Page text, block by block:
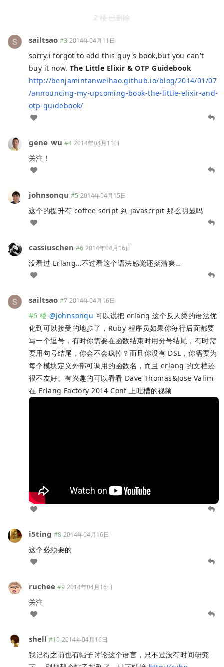
2 楼 已删除
sailtsao #3 2014年04月11日
sorry,i forgot to add this guy's book,but you can't
buy it now.The Little Elixir & OTP Guidebook
http://benjamintanweihao.github.io/blog/2014/01/07
/announcing-my-upcoming-book-the-little-elixir-and-
otp-guidebook/
gene_wu #4 2014年04月11日
关注！
johnsonqu #5 2014年04月15日
这个的提升有 coffee script 到 javascrpit 那么明显吗
cassiuschen #6 2014年04月16日
没看过 Erlang…不过看这个语法感觉还挺清爽…
sailtsao #7 2014年04月16日
#6 楼 @Johnsonqu 可以说把 erlang 这个反人类的语法优
化到可以接受的地步了，Ruby 程序员如果你每行后面都要
写一个逗号，有时你需要在函数结束时用分号结尾，有时需
要用句号结尾，你会不会疯掉？而且你没有 DSL，你需要为
每个模块定义外部可调用的函数名，而且 erlang 的文档还
很不友好。有兴趣的可以看看 Dave Thomas&Jose Valim
在 Erlang Factory 2014 Conf 上吐槽的视频
i5ting #8 2014年04月16日
这个必须要的
ruchee #9 2014年04月16日
关注
shell #10 2014年04月16日
我记得之前也有帖子讨论这个语言，只不过没有时间研究